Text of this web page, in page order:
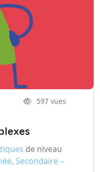
597 vues
de niveau
Secondaire –